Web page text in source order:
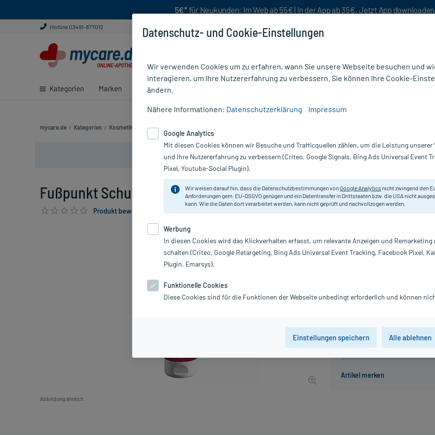
5€* für Neukunden: Im Web ab 55€ | In der App ab 35€. Jetzt App downloaden
Hotline 03491-877012
Kategorien Marken Ratgeber
mycare.de / Kategorien / Kosmetik Hand- und Fußpflegeprodukte
Nur für kurze Zeit:Gratis-Versand* ab 19€ Mindestbestellwert!
Fußpunkt Schutzcreme, 125 ml
Produkt bewerten & PlusHerzen sichern
Abbildung ähnlich
Grundpreis: 94,48 € / l
Der Artikel ist momentan
Beratung für
Ergänzende Pflegecreme für
Darreichung:
Hersteller:
Datenschutz- und Cookie-Einstellungen
Wir verwenden Cookies um zu erfahren, wann Sie unsere Webseite besuchen und
interagieren, um Ihre Nutzererfahrung zu verbessern. Sie können Ihre Cookie-
ändern.
Nähere Informationen: Datenschutzerklärung Impressum
Google Analytics
Mit diesen Cookies können wir Besuche und Trafficquellen zählen, um die Leistung unserer
und Ihre Nutzererfahrung zu verbessern (Criteo, Google Signals, Bing Ads Universal Event
Pixel, Youtube-Social Plugin).
Wir weisen darauf hin, dass die Datenschutzbestimmungen vonGoogle Analytics nicht zwingend den
Anforderungen gem. EU-DSGVO genügen und ein Datentransfer in Drittstaaten bzw. die USA nicht
kann. Wie die Daten dort verarbeitet werden, kann nicht geprüft und nachvollzogen werden.
Werbung
In diesen Cookies wird das Klickverhalten erfasst, um relevante Anzeigen und Remarketing
schalten (Criteo, Google Retargeting, Bing Ads Universal Event Tracking, Facebook Pixel,
Plugin, Emarsys).
Funktionelle Cookies
Diese Cookies sind für die Funktionen der Webseite unbedingt erforderlich und können
Einstellungen speichern Alle ablehnen